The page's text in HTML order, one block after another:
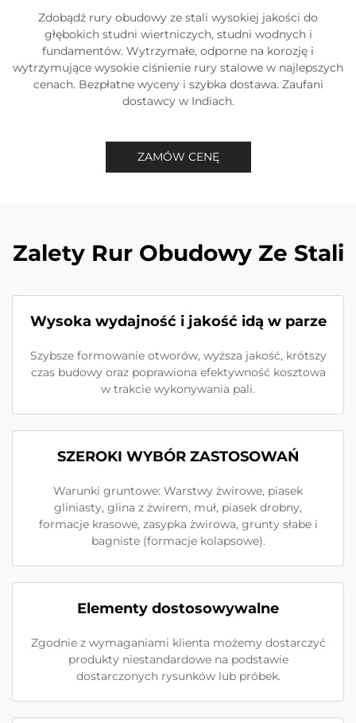
Zdobądź rury obudowy ze stali wysokiej jakości do
głębokich studni wiertniczych, studni wodnych i
fundamentów. Wytrzymałe, odporne na korozję i
wytrzymujące wysokie ciśnienie rury stalowe w najlepszych
cenach. Bezpłatne wyceny i szybka dostawa. Zaufani
dostawcy w Indiach.
ZAMÓW CENĘ
Zalety Rur Obudowy Ze Stali
Wysoka wydajność i jakość idą w parze
Szybsze formowanie otworów, wyższa jakość, krótszy
czas budowy oraz poprawiona efektywność kosztowa
w trakcie wykonywania pali.
SZEROKI WYBÓR ZASTOSOWAŃ
Warunki gruntowe: Warstwy żwirowe, piasek
gliniasty, glina z żwirem, muł, piasek drobny,
formacje krasowe, zasypka żwirowa, grunty słabe i
bagniste (formacje kolapsowe).
Elementy dostosowywalne
Zgodnie z wymaganiami klienta możemy dostarczyć
produkty niestandardowe na podstawie
dostarczonych rysunków lub próbek.